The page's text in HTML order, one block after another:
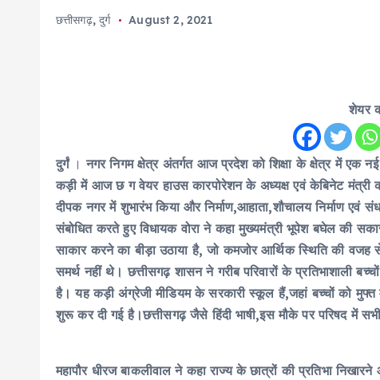
छत्तीसगढ़,दुर्ग August 2, 2021
शेयर
दुर्गं। नगर निगम क्षेत्र अंतर्गत आज प्रदेश को शिक्षा के क्षेत्र में एक नई
कड़ी में आज छ ग वेयर हाउस कारपोरेशन के अध्यक्ष एवं केबिनेट मंत्री
दीपक नगर में शुभारंभ किया और निर्माण,आहाता,शौचालय निर्माण
संबोधित करते हुए विधायक वोरा ने कहा मुख्यमंत्री भूपेश बघेल की
साकार करने का बीड़ा उठाया है, जो कमजोर आर्थिक स्थिति की वजह
समर्थ नहीं थे। छत्तीसगढ़ शासन ने गरीब परिवारों के प्रतिभाशाली
है। यह कड़ी अंग्रेजी मीडियम के सरकारी स्कूल हैं,जहां बच्चों को मुफ्त
शुरू कर दी गई है।छत्तीसगढ़ जैसे हिंदी भाषी,इस मौके पर परिषद में
महापौर धीरज बाकलीवाल ने कहा राज्य के छात्रों की प्रतिभा